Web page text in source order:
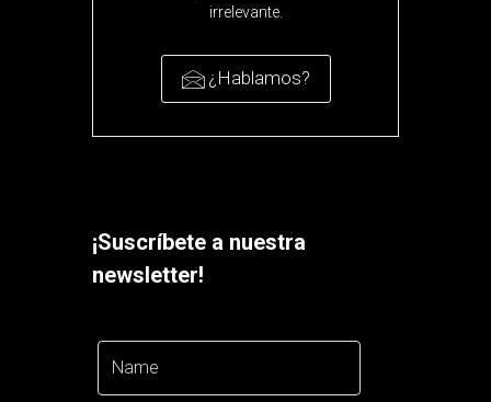
irrelevante.
¿Hablamos?
¡Suscríbete a nuestra
newsletter!